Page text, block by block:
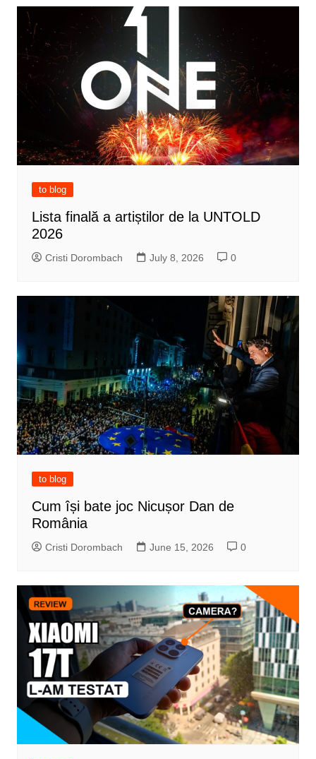
to blog
Lista finală a artiștilor de la UNTOLD
2026
Cristi Dorombach July 8, 2026 0
to blog
Cum își bate joc Nicușor Dan de
România
Cristi Dorombach June 15, 2026 0